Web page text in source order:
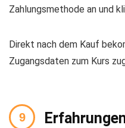
Zahlungsmethode an und
Direkt nach dem Kauf
Zugangsdaten zum Kurs